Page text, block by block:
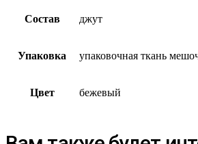
Состав джут
Упаковка упаковочная ткань
Цвет бежевый